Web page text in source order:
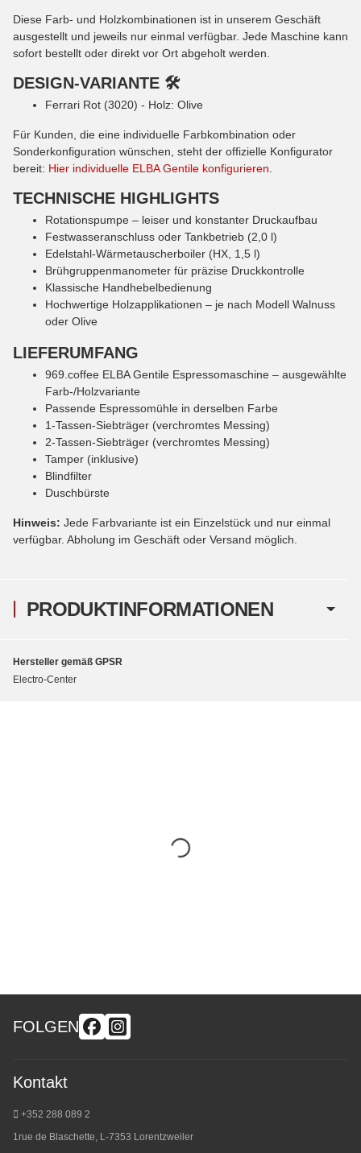
PRODUKTINFORMATIONEN
Diese Farb- und Holzkombinationen ist in unserem Geschäft
ausgestellt und jeweils nur einmal verfügbar. Jede Maschine kann
sofort bestellt oder direkt vor Ort abgeholt werden.
DESIGN-VARIANTE 🛠️
Ferrari Rot (3020) - Holz: Olive
Für Kunden, die eine individuelle Farbkombination oder
Sonderkonfiguration wünschen, steht der offizielle Konfigurator
bereit: Hier individuelle ELBA Gentile konfigurieren
TECHNISCHE HIGHLIGHTS
Rotationspumpe – leiser und konstanter Druckaufbau
Festwasseranschluss oder Tankbetrieb (2,0 l)
Edelstahl-Wärmetauscherboiler (HX, 1,5 l)
Brühgruppenmanometer für präzise Druckkontrolle
Klassische Handhebelbedienung
Hochwertige Holzapplikationen – je nach Modell Walnuss
oder Olive
LIEFERUMFANG
969.coffee ELBA Gentile Espressomaschine – ausgewählte
Farb-/Holzvariante
Passende Espressomühle in derselben Farbe
1-Tassen-Siebträger (verchromtes Messing)
2-Tassen-Siebträger (verchromtes Messing)
Tamper (inklusive)
Blindfilter
Duschbürste
Hinweis: Jede Farbvariante ist ein Einzelstück und nur einmal
verfügbar. Abholung im Geschäft oder Versand möglich.
Hersteller gemäß GPSR
Electro-Center
FOLGEN
Kontakt
+352 288 089 2
1rue de Blaschette, L-7353 Lorentzweiler